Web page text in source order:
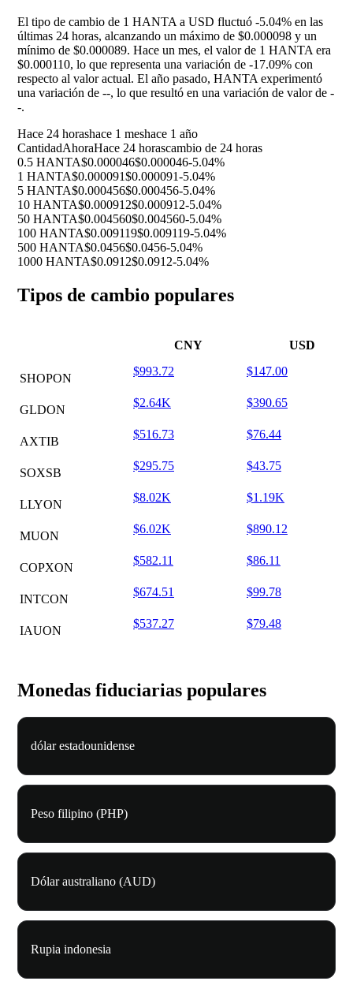
El tipo de cambio de 1 HANTA a USD fluctuó -5.04% en las
últimas 24 horas, alcanzando un máximo de $0.000098 y un
mínimo de $0.000089. Hace un mes, el valor de 1 HANTA era
$0.000110, lo que representa una variación de -17.09% con
respecto al valor actual. El año pasado, HANTA experimentó
una variación de --, lo que resultó en una variación de valor de -
-.
Hace 24 horashace 1 meshace 1 año
CantidadAhoraHace 24 horascambio de 24 horas
0.5 HANTA$0.000046$0.000046-5.04%
1 HANTA$0.000091$0.000091-5.04%
5 HANTA$0.000456$0.000456-5.04%
10 HANTA$0.000912$0.000912-5.04%
50 HANTA$0.004560$0.004560-5.04%
100 HANTA$0.009119$0.009119-5.04%
500 HANTA$0.0456$0.0456-5.04%
1000 HANTA$0.0912$0.0912-5.04%
Tipos de cambio populares
CNY USD
SHOPON
$993.72 $147.00
GLDON
$2.64K $390.65
AXTIB
$516.73 $76.44
SOXSB
$295.75 $43.75
LLYON
$8.02K $1.19K
MUON
$6.02K $890.12
COPXON
$582.11 $86.11
INTCON
$674.51 $99.78
IAUON
$537.27 $79.48
Monedas fiduciarias populares
dólar estadounidense
Peso filipino (PHP)
Dólar australiano (AUD)
Rupia indonesia